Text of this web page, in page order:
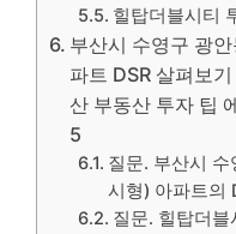
힐탑더블시티
부산시 수영구 광
파트 DSR 살펴보
산 부동산 투자 팁
5
질문. 부산시
시형) 아파트의
질문. 힐탑더블